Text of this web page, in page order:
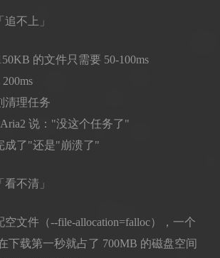
不上」
的文件只需要 50-100ms
清理任务
说："没这个任务了"
成了"还是"崩溃了"
不清」
空文件（--file-allocation=falloc），一个
下载第一秒就占了 700MB 的磁盘空间